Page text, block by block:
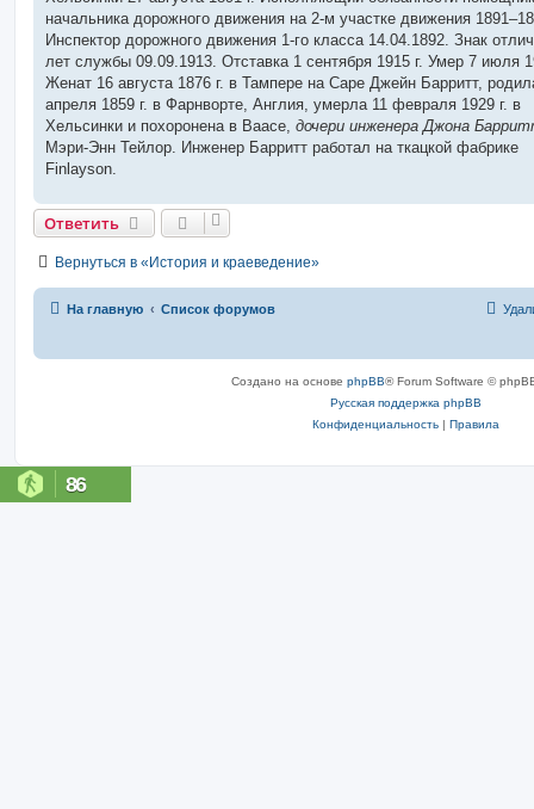
начальника дорожного движения на 2-м участке движения
Инспектор дорожного движения 1-го класса 14.04.1892. Знак
лет службы 09.09.1913. Отставка 1 сентября 1915 г. Умер 7 июля
Женат 16 августа 1876 г. в Тампере на Саре Джейн Барритт,
апреля 1859 г. в Фарнворте, Англия, умерла 11 февраля 1929 г. в
Хельсинки и похоронена в Ваасе, дочери инженера Джона
Мэри-Энн Тейлор. Инженер Барритт работал на ткацкой фабрике
Finlayson.
Ответить
Вернуться в «История и краеведение»
На главную Список форумов
Создано на основе phpBB® Forum Software ©
Русская поддержка phpBB
Конфиденциальность | Правила
86